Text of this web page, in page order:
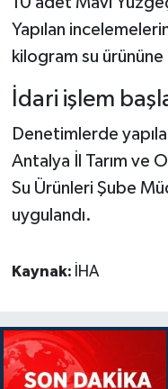
Yapılan
kilogram su
İdari işlem
Denetimlerde
Antalya İl Tarım ve
Su Ürünleri Şube
uygulandı.
Kaynak: İHA